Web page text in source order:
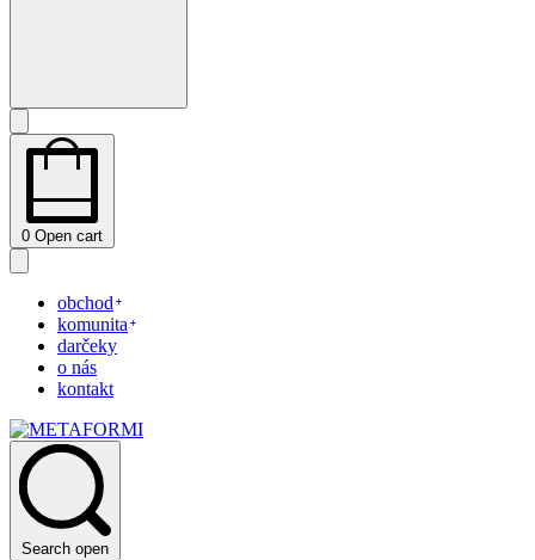
0 Open cart
obchod
komunita
darčeky
o nás
kontakt
Search open